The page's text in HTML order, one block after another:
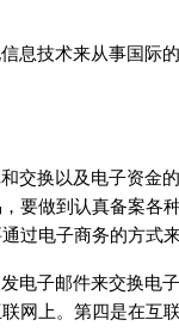
息技术来从事国
交换以及电子资金
要做到认真备案各
过电子商务的方式
电子邮件来交换电
网上。第四是在互